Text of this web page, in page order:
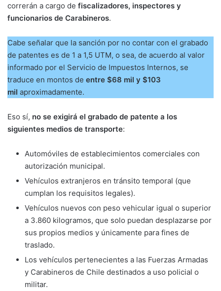
correrán a cargo de fiscalizadores, inspectores y
funcionarios de Carabineros.
Cabe señalar que la sanción por no contar con el grabado
de patentes es de 1 a 1,5 UTM, o sea, de acuerdo al valor
informado por el Servicio de Impuestos Internos, se
traduce en montos de entre $68 mil y $103
mil aproximadamente.
Eso sí, no se exigirá el grabado de patente a los
siguientes medios de transporte:
Automóviles de establecimientos comerciales con
autorización municipal.
Vehículos extranjeros en tránsito temporal (que
cumplan los requisitos legales).
Vehículos nuevos con peso vehicular igual o superior
a 3.860 kilogramos, que solo puedan desplazarse por
sus propios medios y únicamente para fines de
traslado.
Los vehículos pertenecientes a las Fuerzas Armadas
y Carabineros de Chile destinados a uso policial o
militar.